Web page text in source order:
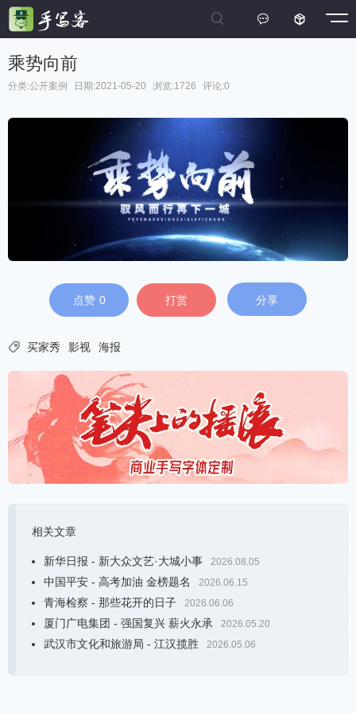
 

乘势向前
分类:公开案例 日期:2021-05-20 浏览:1726 评论:0
点赞 0 打赏 分享
 买家秀 影视 海报
相关文章
新华日报 - 新大众文艺·大城小事 2026.08.05
中国平安 - 高考加油 金榜题名 2026.06.15
青海检察 - 那些花开的日子 2026.06.06
厦门广电集团 - 强国复兴 薪火永承 2026.05.20
武汉市文化和旅游局 - 江汉揽胜 2026.05.06